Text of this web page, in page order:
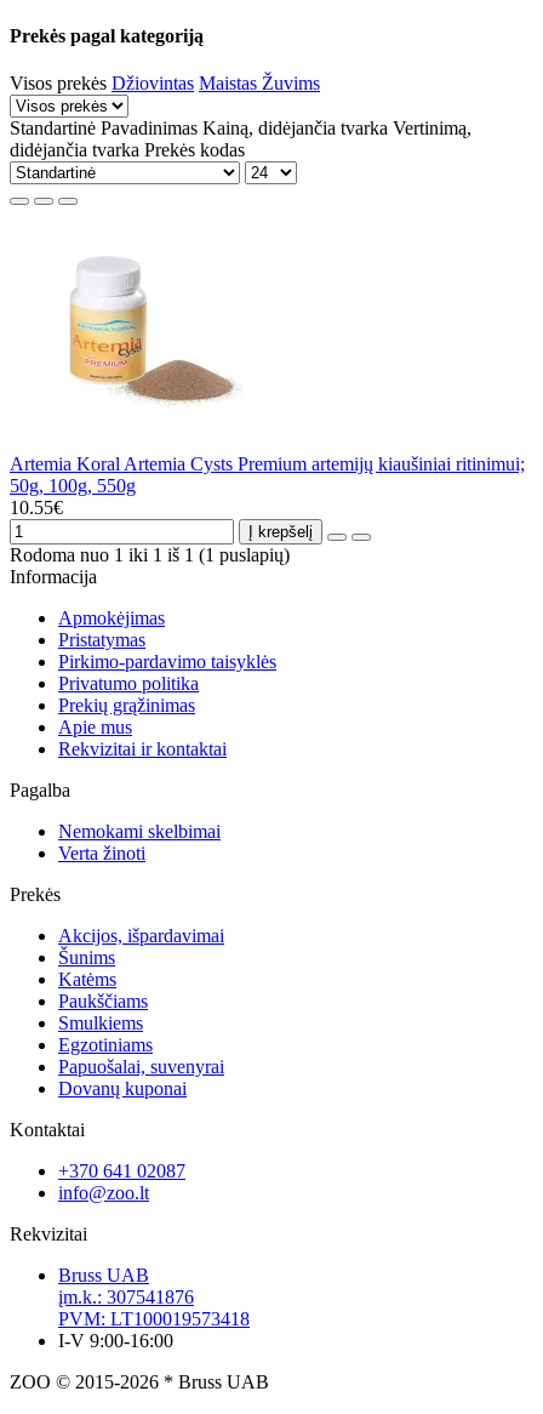
Prekės pagal kategoriją
Visos prekės Džiovintas Maistas Žuvims
Standartinė Pavadinimas Kainą, didėjančia tvarka Vertinimą,
didėjančia tvarka Prekės kodas
Artemia Koral Artemia Cysts Premium artemijų kiaušiniai ritinimui;
50g, 100g, 550g
10.55€
Į krepšelį
Rodoma nuo 1 iki 1 iš 1 (1 puslapių)
Informacija
Apmokėjimas
Pristatymas
Pirkimo-pardavimo taisyklės
Privatumo politika
Prekių grąžinimas
Apie mus
Rekvizitai ir kontaktai
Pagalba
Nemokami skelbimai
Verta žinoti
Prekės
Akcijos, išpardavimai
Šunims
Katėms
Paukščiams
Smulkiems
Egzotiniams
Papuošalai, suvenyrai
Dovanų kuponai
Kontaktai
+370 641 02087
info@zoo.lt
Rekvizitai
Bruss UAB
įm.k.: 307541876
PVM: LT100019573418
I-V 9:00-16:00
ZOO © 2015-2026 * Bruss UAB